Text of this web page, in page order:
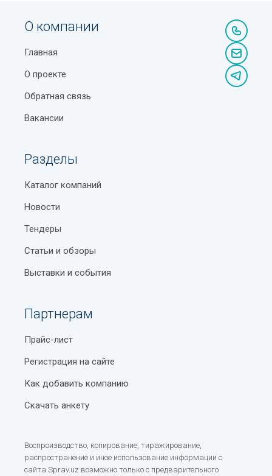
О компании
Главная
О проекте
Обратная связь
Вакансии
Разделы
Каталог компаний
Новости
Тендеры
Статьи и обзоры
Выставки и события
Партнерам
Прайс-лист
Регистрация на сайте
Как добавить компанию
Скачать анкету
Воспроизводство, копирование, тиражирование,
распространение и иное использование информации с
сайта Sprav.uz возможно только с предварительного